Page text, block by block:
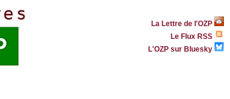
La Lettre de l'OZP
Le Flux RSS
L'OZP sur Bluesky